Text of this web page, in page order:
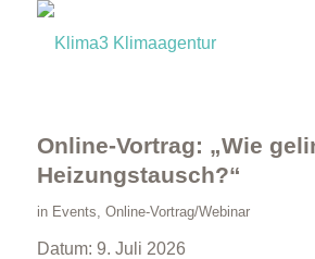
Online-Vortrag: „Wie
Heizungstausch?“
in Events, Online-Vortrag/Webinar
Datum: 9. Juli 2026